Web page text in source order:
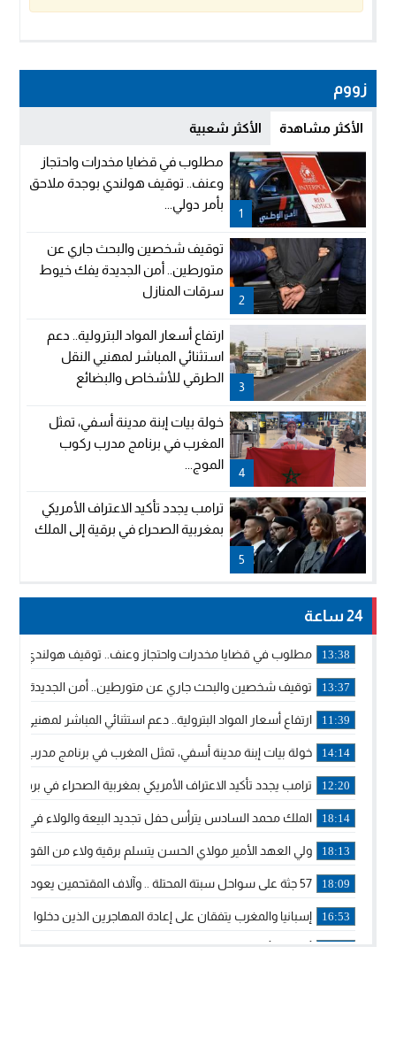
زووم
الأكثر مشاهدة الأكثر شعبية
1
مطلوب في قضايا مخدرات واحتجاز
وعنف.. توقيف هولندي بوجدة ملاحق
بأمر دولي...
2
توقيف شخصين والبحث جاري عن
متورطين.. أمن الجديدة يفك خيوط
سرقات المنازل
3
ارتفاع أسعار المواد البترولية.. دعم
استثنائي المباشر لمهنيي النقل
الطرقي للأشخاص والبضائع
4
خولة بيات إبنة مدينة أسفي، تمثل
المغرب في برنامج مدرب ركوب
الموج...
5
ترامب يجدد تأكيد الاعتراف الأمريكي
بمغربية الصحراء في برقية إلى الملك
24 ساعة
13:38 مطلوب في قضايا مخدرات واحتجاز وعنف.. توقيف هولندي
13:37 توقيف شخصين والبحث جاري عن متورطين.. أمن الجديدة يفك
11:39 ارتفاع أسعار المواد البترولية.. دعم استثنائي المباشر لمهنيي
14:14 خولة بيات إبنة مدينة أسفي، تمثل المغرب في برنامج مدرب
12:20 ترامب يجدد تأكيد الاعتراف الأمريكي بمغربية الصحراء في برقية
18:14 الملك محمد السادس يترأس حفل تجديد البيعة والولاء في
18:13 ولي العهد الأمير مولاي الحسن يتسلم برقية ولاء من القوات
18:09 57 جثة على سواحل سبتة المحتلة .. وآلاف المقتحمين يعودون إلى المغرب
16:53 إسبانيا والمغرب يتفقان على إعادة المهاجرين الذين دخلوا سبتة